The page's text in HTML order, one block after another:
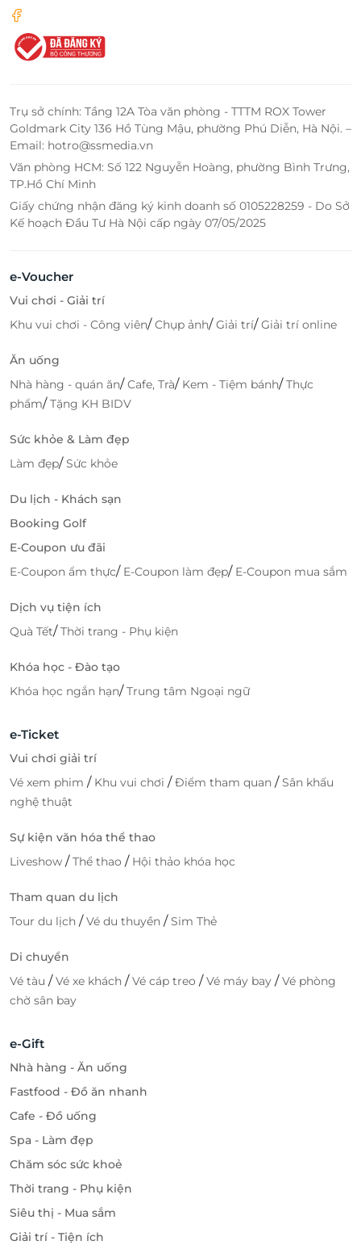
Trụ sở chính: Tầng 12A Tòa văn phòng - TTTM ROX Tower
Goldmark City 136 Hồ Tùng Mậu, phường Phú Diễn, Hà Nội. –
Email: hotro@ssmedia.vn
Văn phòng HCM: Số 122 Nguyễn Hoàng, phường Bình Trưng,
TP.Hồ Chí Minh
Giấy chứng nhận đăng ký kinh doanh số 0105228259 - Do Sở
Kế hoạch Đầu Tư Hà Nội cấp ngày 07/05/2025
e-Voucher
Vui chơi - Giải trí
Khu vui chơi - Công viên/Chụp ảnh/Giải trí/Giải trí online
Ăn uống
Nhà hàng - quán ăn/Cafe, Trà/ Kem - Tiệm bánh/Thực
phẩm/Tặng KH BIDV
Sức khỏe & Làm đẹp
Làm đẹp/Sức khỏe
Du lịch - Khách sạn
Booking Golf
E-Coupon ưu đãi
E-Coupon ẩm thực/ E-Coupon làm đẹp/ E-Coupon mua sắm
Dịch vụ tiện ích
Quà Tết/Thời trang - Phụ kiện
Khóa học - Đào tạo
Khóa học ngắn hạn/Trung tâm Ngoại ngữ
e-Ticket
Vui chơi giải trí
Vé xem phim / Khu vui chơi /Điểm tham quan /Sân khấu
nghệ thuật
Sự kiện văn hóa thể thao
Liveshow /Thể thao / Hội thảo khóa học
Tham quan du lịch
Tour du lịch /Vé du thuyền /Sim Thẻ
Di chuyển
Vé tàu /Vé xe khách /Vé cáp treo /Vé máy bay /Vé phòng
chờ sân bay
e-Gift
Nhà hàng - Ăn uống
Fastfood - Đồ ăn nhanh
Cafe - Đồ uống
Spa - Làm đẹp
Chăm sóc sức khoẻ
Thời trang - Phụ kiện
Siêu thị - Mua sắm
Giải trí - Tiện ích